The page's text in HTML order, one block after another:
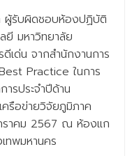
ผู้รับผิดชอบห้องปฏิบัติ
ยี มหาวิทยาลัย
เด่น จากสำนักงานการ
Practice ในการ
รประจำปีด้าน
รือข่ายวิจัยภูมิภาค
าคม 2567 ณ ห้องแก
ทพมหานคร